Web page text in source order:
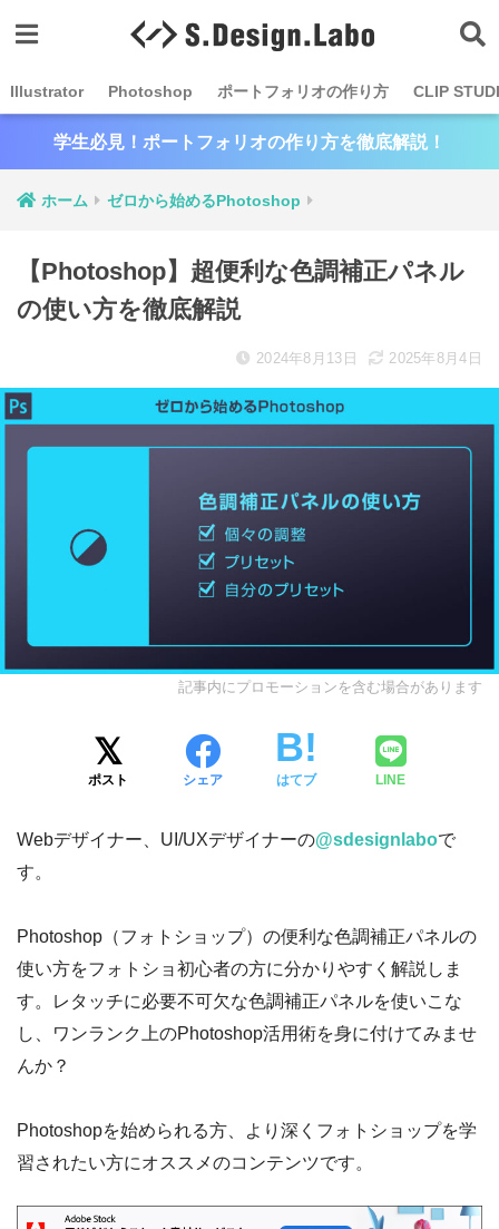
Illustrator Photoshop ポートフォリオの作り方 CLIP
学生必見！ポートフォリオの作り方を徹底解説！
ホーム ゼロから始めるPhotoshop
【Photoshop】超便利な色調補正パネル
の使い方を徹底解説
2024年8月13日 2025年8月4日
記事内にプロモーションを含む場合があります
ポスト シェア はてブ LINE
Webデザイナー、UI/UXデザイナーの@sdesignlaboで
す。
Photoshop（フォトショップ）の便利な色調補正パネルの
使い方をフォトショ初心者の方に分かりやすく解説しま
す。レタッチに必要不可欠な色調補正パネルを使いこな
し、ワンランク上のPhotoshop活用術を身に付けてみませ
んか？
Photoshopを始められる方、より深くフォトショップを学
習されたい方にオススメのコンテンツです。